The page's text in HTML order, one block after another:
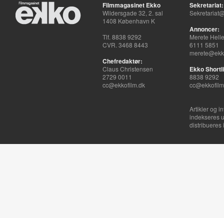
Filmmagasinet Ekko
Wildersgade 32, 2. sal
1408 København K
Tlf. 8838 9292
CVR. 3468 8443
Chefredaktør:
Claus Christensen
2729 0011
cc@ekkofilm.dk
Sekretariat:
Annoncer:
Merete
6111 5851
Ekko
8838 9292
Artikler og
indekseres
distribueres